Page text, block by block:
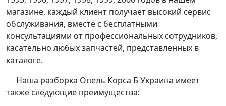
магазине, каждый клиент получает высокий сервис
обслуживания, вместе с бесплатными
консультациями от профессиональных сотрудников,
касательно любых запчастей, представленных в
каталоге.
Наша разборка Опель Корса Б Украина имеет
также следующие преимущества: